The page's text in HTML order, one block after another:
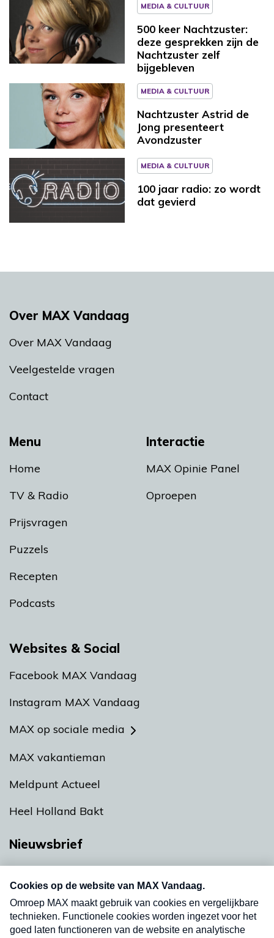
MEDIA & CULTUUR
500 keer Nachtzuster:
deze gesprekken zijn de
Nachtzuster zelf
bijgebleven
MEDIA & CULTUUR
Nachtzuster Astrid de
Jong presenteert
Avondzuster
MEDIA & CULTUUR
100 jaar radio: zo wordt
dat gevierd
Menu
Home
TV & Radio
Prijsvragen
Puzzels
Recepten
Podcasts
Interactie
MAX Opinie Panel
Oproepen
Over MAX Vandaag
Over MAX Vandaag
Veelgestelde vragen
Contact
Websites & Social
Facebook MAX Vandaag
Instagram MAX Vandaag
MAX op sociale media
MAX vakantieman
Meldpunt Actueel
Heel Holland Bakt
Nieuwsbrief
nieuwsbrief. Elke vrijdag- en dinsdagochtend in
uw mailbox.
Verzend